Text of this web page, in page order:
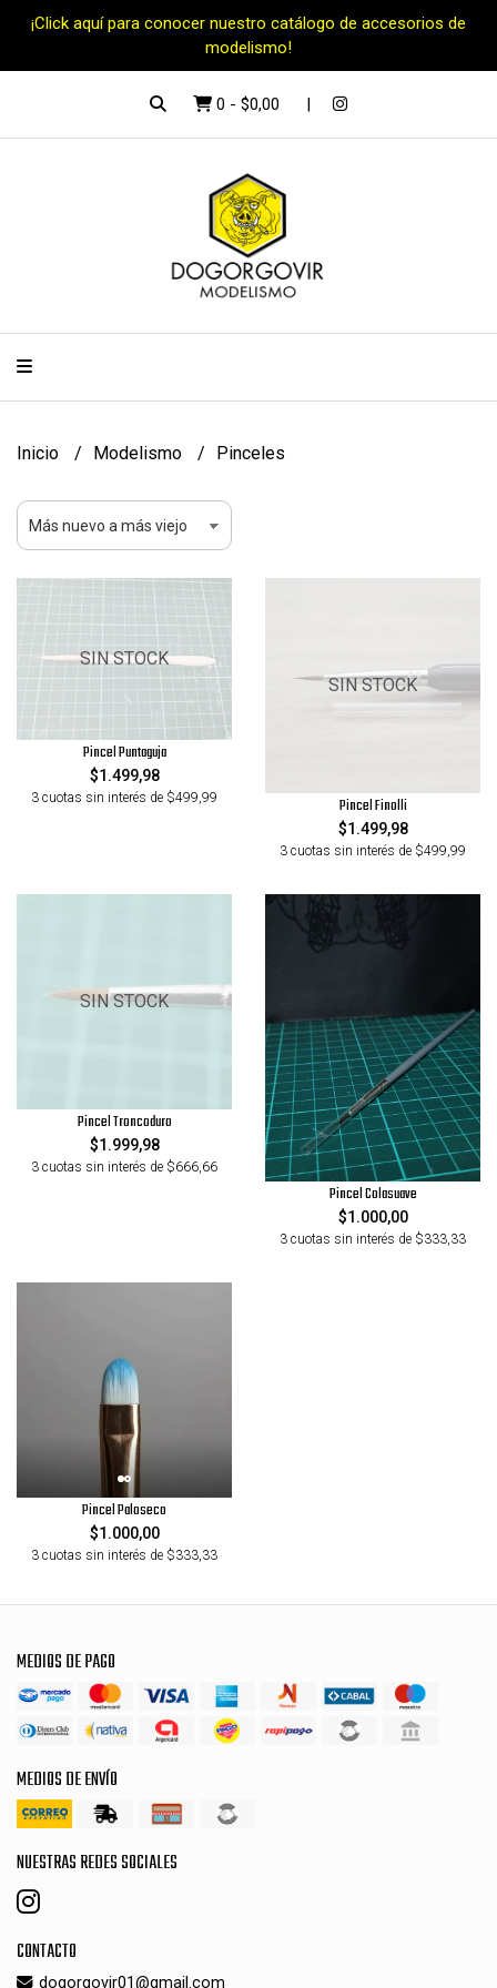
¡Click aquí para conocer nuestro catálogo de accesorios de
modelismo!
0 - $0,00
Inicio Modelismo Pinceles
SIN STOCK
Pincel Puntaguja
$1.499,98
3 cuotas sin interés de $499,99
SIN STOCK
Pincel Finolli
$1.499,98
3 cuotas sin interés de $499,99
SIN STOCK
Pincel Troncoduro
$1.999,98
3 cuotas sin interés de $666,66
Pincel Colasuave
$1.000,00
3 cuotas sin interés de $333,33
Pincel Paloseco
$1.000,00
3 cuotas sin interés de $333,33
MEDIOS DE PAGO
MEDIOS DE ENVÍO
NUESTRAS REDES SOCIALES
CONTACTO
dogorgovir01@gmail.com